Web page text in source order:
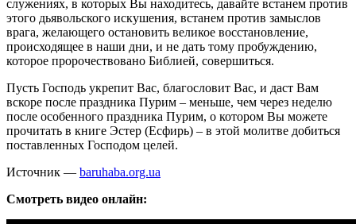
служениях, в которых Вы находитесь, давайте встанем против
этого дьявольского искушения, встанем против замыслов
врага, желающего остановить великое восстановление,
происходящее в наши дни, и не дать тому пробуждению,
которое пророчествовано Библией, совершиться.
Пусть Господь укрепит Вас, благословит Вас, и даст Вам
вскоре после праздника Пурим – меньше, чем через неделю
после особенного праздника Пурим, о котором Вы можете
прочитать в книге Эстер (Есфирь) – в этой молитве добиться
поставленных Господом целей.
Источник — baruhaba.org.ua
Смотреть видео онлайн: